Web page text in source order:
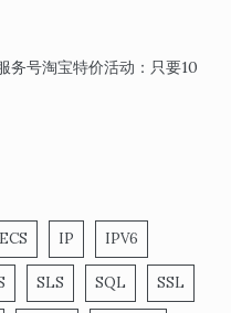
务号淘宝特价活动：只要10
ECS IP IPV6
SLS SQL SSL